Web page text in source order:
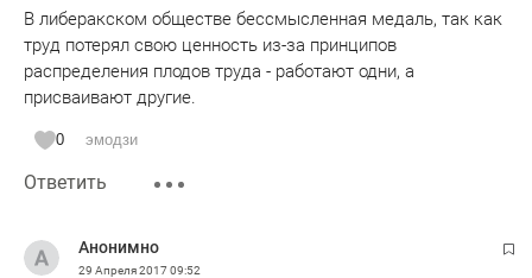
В либеракском обществе бессмысленная медаль, так как
труд потерял свою ценность из-за принципов
распределения плодов труда - работают одни, а
присваивают другие.
0 эмодзи
Ответить
Анонимно
29 Апреля 201709:52